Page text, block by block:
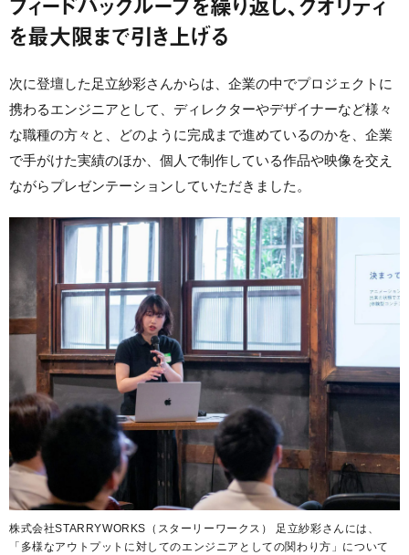
を最大限まで引き上げる
次に登壇した足立紗彩さんからは、企業の中でプロジェクトに
携わるエンジニアとして、ディレクターやデザイナーなど様々
な職種の方々と、どのように完成まで進めているのかを、企業
で手がけた実績のほか、個人で制作している作品や映像を交え
ながらプレゼンテーションしていただきました。
株式会社STARRYWORKS（スターリーワークス） 足立紗彩さんには、
「多様なアウトプットに対してのエンジニアとしての関わり方」について